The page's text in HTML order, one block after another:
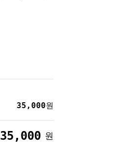
35,000원
35,000 원